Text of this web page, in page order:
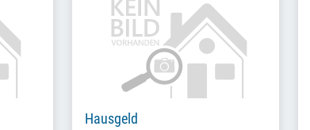
Hausgeld